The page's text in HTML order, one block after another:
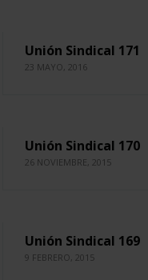
Unión Sindical 171
23 MAYO, 2016
Unión Sindical 170
26 NOVIEMBRE, 2015
Unión Sindical 169
9 FEBRERO, 2015